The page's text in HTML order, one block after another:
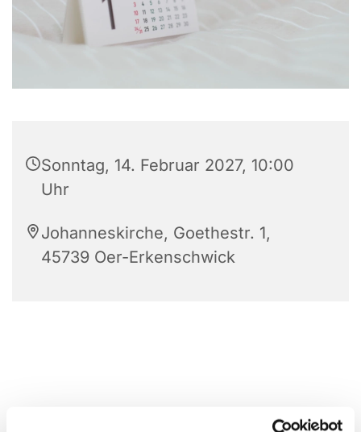
Sonntag, 14. Februar 2027, 10:00
Uhr
Johanneskirche, Goethestr. 1,
45739 Oer-Erkenschwick